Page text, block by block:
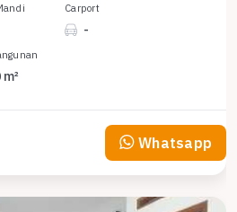
Carport
-
Whatsapp